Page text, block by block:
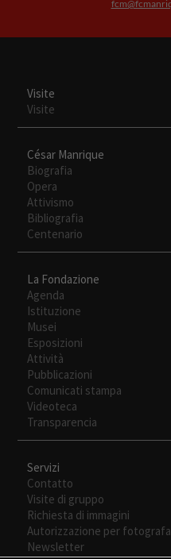
Visite
Visite
César Manrique
Biografia
Opera
Attivismo
Bibliografia
Centenario
La Fondazione
Agenda
Istituzione
Musei
Esposizioni
Attività
Pubblicazioni
Comunicati stampa
Videoteca
Transparencia
Servizi
Contatto
Visite di gruppo
Richiesta di immagini
Autorizzazione per
Newsletter